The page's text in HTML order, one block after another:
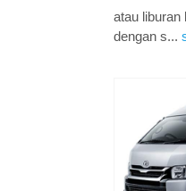
atau liburan
dengan s...